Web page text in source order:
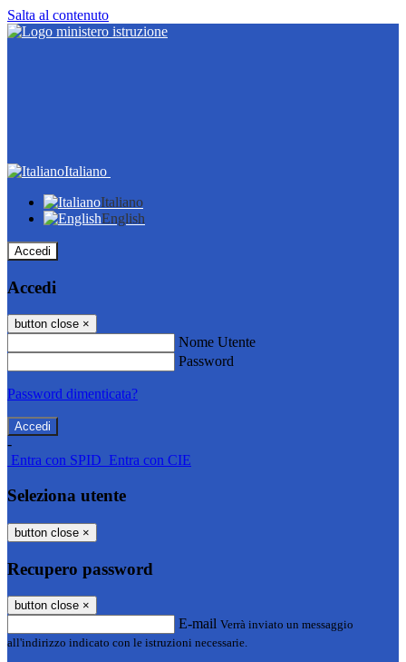
Salta al contenuto
Italiano
Italiano
English
Accedi
Accedi
button close ×
Nome Utente
Password
Password dimenticata?
-
Entra con SPID Entra con CIE
Seleziona utente
button close ×
Recupero password
button close ×
E-mail Verrà inviato un messaggio
all'indirizzo indicato con le istruzioni necessarie.